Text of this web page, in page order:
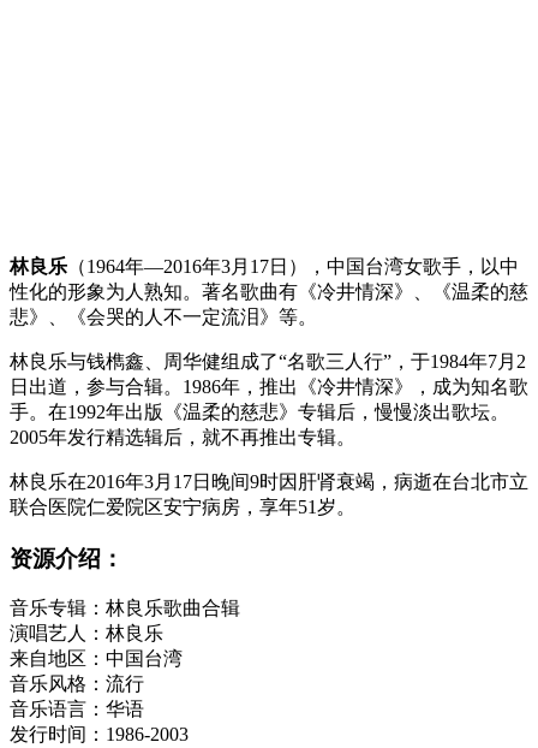
林良乐 （1964年—2016年3月17日），中国台湾女歌手，以中
性化的形象为人熟知。著名歌曲有《冷井情深》、《温柔的慈
悲》、《会哭的人不一定流泪》等。
林良乐与钱檇鑫、周华健组成了“名歌三人行”，于1984年7月2
日出道，参与合辑。1986年，推出《冷井情深》，成为知名歌
手。在1992年出版《温柔的慈悲》专辑后，慢慢淡出歌坛。
2005年发行精选辑后，就不再推出专辑。
林良乐在2016年3月17日晚间9时因肝肾衰竭，病逝在台北市立
联合医院仁爱院区安宁病房，享年51岁。
资源介绍：
音乐专辑：林良乐歌曲合辑
演唱艺人：林良乐
来自地区：中国台湾
音乐风格：流行
音乐语言：华语
发行时间：1986-2003